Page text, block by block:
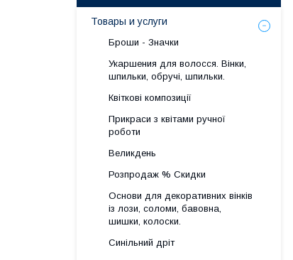
Товары и услуги
Броши - Значки
Укаршения для волосся. Вінки,
шпильки, обручі, шпильки.
Квіткові композиції
Прикраси з квітами ручної
роботи
Великдень
Розпродаж % Скидки
Основи для декоративних вінків
із лози, соломи, бавовна,
шишки, колоски.
Синільний дріт